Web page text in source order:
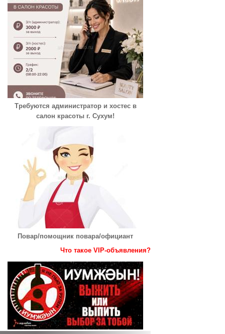
Требуются администратор и хостес в
салон красоты г. Сухум!
Повар/помощник повара/официант
Что такое VIP-объявления?